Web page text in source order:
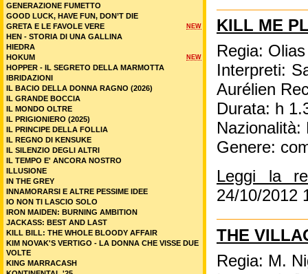
KILL ME
Regia:
Interpreti:
Aurélien
Durata: h
Nazionalità:
Genere:
Leggi la
24/10/2012
THE
Regia: M.
GENERAZIONE FUMETTO
GOOD LUCK, HAVE FUN, DON’T DIE
NEW
GRETA E LE FAVOLE VERE
HEN - STORIA DI UNA GALLINA
HIEDRA
NEW
HOKUM
HOPPER - IL SEGRETO DELLA MARMOTTA
IBRIDAZIONI
IL BACIO DELLA DONNA RAGNO (2026)
IL GRANDE BOCCIA
IL MONDO OLTRE
IL PRIGIONIERO (2025)
IL PRINCIPE DELLA FOLLIA
IL REGNO DI KENSUKE
IL SILENZIO DEGLI ALTRI
IL TEMPO E' ANCORA NOSTRO
ILLUSIONE
IN THE GREY
INNAMORARSI E ALTRE PESSIME IDEE
IO NON TI LASCIO SOLO
IRON MAIDEN: BURNING AMBITION
JACKASS: BEST AND LAST
KILL BILL: THE WHOLE BLOODY AFFAIR
KIM NOVAK'S VERTIGO - LA DONNA CHE VISSE DUE
VOLTE
KING MARRACASH